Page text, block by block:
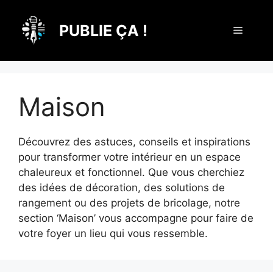
contenu
PUBLIE ÇA ! Menu
Maison
Découvrez des astuces, conseils et inspirations
pour transformer votre intérieur en un espace
chaleureux et fonctionnel. Que vous cherchiez
des idées de décoration, des solutions de
rangement ou des projets de bricolage, notre
section ‘Maison’ vous accompagne pour faire de
votre foyer un lieu qui vous ressemble.